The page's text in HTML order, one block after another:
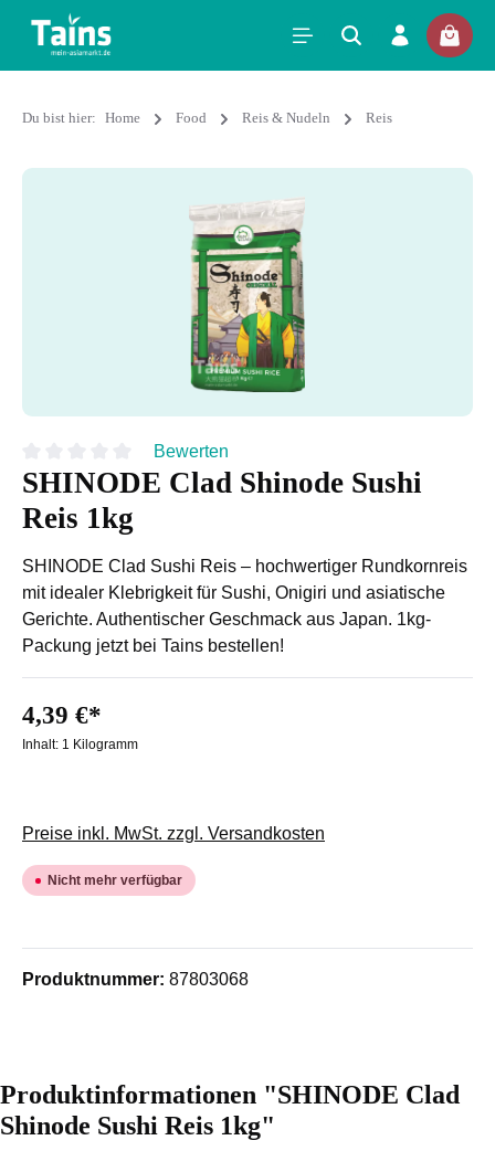
Du bist hier: Home Food Reis & Nudeln Reis
Durchschnittliche Bewertung von 0 von 5 Sternen
Bewerten
SHINODE Clad Shinode Sushi
Reis 1kg
SHINODE Clad Sushi Reis – hochwertiger Rundkornreis
mit idealer Klebrigkeit für Sushi, Onigiri und asiatische
Gerichte. Authentischer Geschmack aus Japan. 1kg-
Packung jetzt bei Tains bestellen!
4,39 €*
Inhalt: 1 Kilogramm
Preise inkl. MwSt. zzgl. Versandkosten
Nicht mehr verfügbar
Produktnummer: 87803068
Produktinformationen "SHINODE Clad
Shinode Sushi Reis 1kg"